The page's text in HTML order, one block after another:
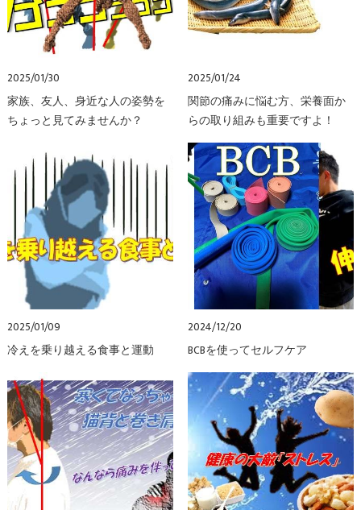
2025/01/30
家族、友人、身近な人の姿勢を
ちょっと見てみませんか？
2025/01/24
関節の痛みに悩む方、栄養面か
らの取り組みも重要ですよ！
2025/01/09
冷えを乗り越える食事と運動
2024/12/20
BCBを使ってセルフケア